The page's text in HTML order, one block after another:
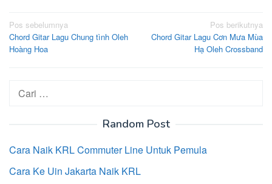
Navigasi
pos
Pos sebelumnya
Chord Gitar Lagu Chung tình Oleh
Hoàng Hoa
Pos berikutnya
Chord Gitar Lagu Cơn Mưa Mùa
Hạ Oleh Crossband
Cari
untuk:
Random Post
Cara Naik KRL Commuter Line Untuk Pemula
Cara Ke Uin Jakarta Naik KRL